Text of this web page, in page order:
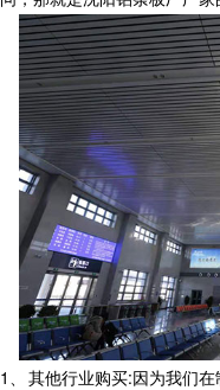
1、 其他行业购买:因为我们